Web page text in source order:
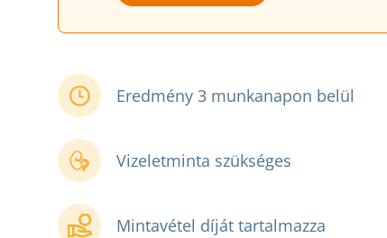
Eredmény 3 munkanapon belül
Vizeletminta szükséges
Mintavétel díját tartalmazza